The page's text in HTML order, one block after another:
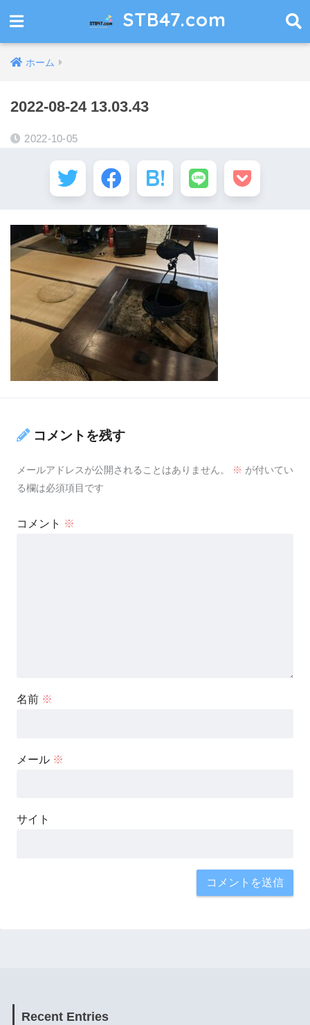
STB47.com
ホーム
2022-08-24 13.03.43
2022-10-05
コメントを残す
メールアドレスが公開されることはありません。 ※ が付いてい
る欄は必須項目です
コメント ※
名前 ※
メール ※
サイト
Recent Entries